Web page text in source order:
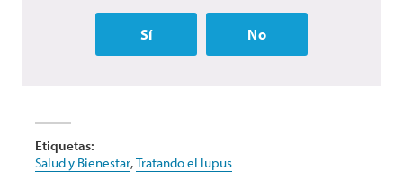
Sí No
Etiquetas:
Salud y Bienestar,Tratando el lupus